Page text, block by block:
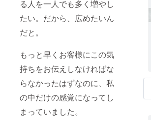
る人を一人でも多く増やし
たい。だから、広めたいん
だと。
もっと早くお客様にこの気
持ちをお伝えしなければな
らなかったはずなのに、私
の中だけの感覚になってし
まっていました。